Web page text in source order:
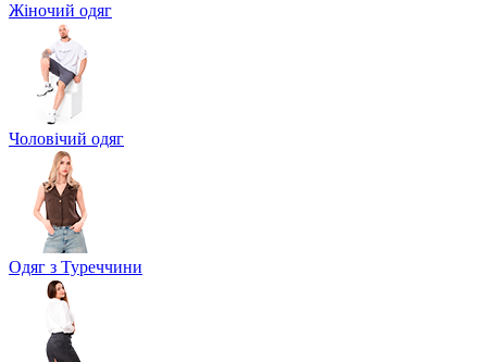
Жіночий одяг
Чоловічий одяг
Одяг з Туреччини